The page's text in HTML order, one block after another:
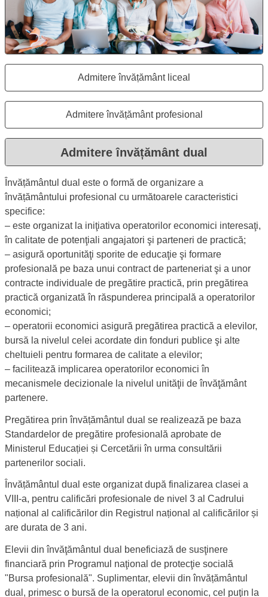
Admitere învățământ liceal
Se deschide în aceeași
Admitere învățământ profesional
Se deschide în aceeași
Admitere învățământ dual
Se deschide în aceeași
Admitere în învățământul dual
Descriere:
Învățământul dual este o formă de organizare a
învățământului profesional cu următoarele caracteristici
specifice:
‒ este organizat la iniţiativa operatorilor economici interesaţi,
în calitate de potenţiali angajatori şi parteneri de practică;
‒ asigură oportunităţi sporite de educaţie şi formare
profesională pe baza unui contract de parteneriat şi a unor
contracte individuale de pregătire practică, prin pregătirea
practică organizată în răspunderea principală a operatorilor
economici;
‒ operatorii economici asigură pregătirea practică a elevilor,
bursă la nivelul celei acordate din fonduri publice şi alte
cheltuieli pentru formarea de calitate a elevilor;
‒ facilitează implicarea operatorilor economici în
mecanismele decizionale la nivelul unităţii de învăţământ
partenere.
Pregătirea prin învățământul dual se realizează pe baza
Standardelor de pregătire profesională aprobate de
Ministerul Educației și Cercetării în urma consultării
partenerilor sociali.
Învățământul dual este organizat după finalizarea clasei a
VIII-a, pentru calificări profesionale de nivel 3 al Cadrului
național al calificărilor din Registrul național al calificărilor și
are durata de 3 ani.
Elevii din învăţământul dual beneficiază de susţinere
financiară prin Programul naţional de protecţie socială
"Bursa profesională". Suplimentar, elevii din învățământul
dual, primesc o bursă de la operatorul economic, cel puţin la